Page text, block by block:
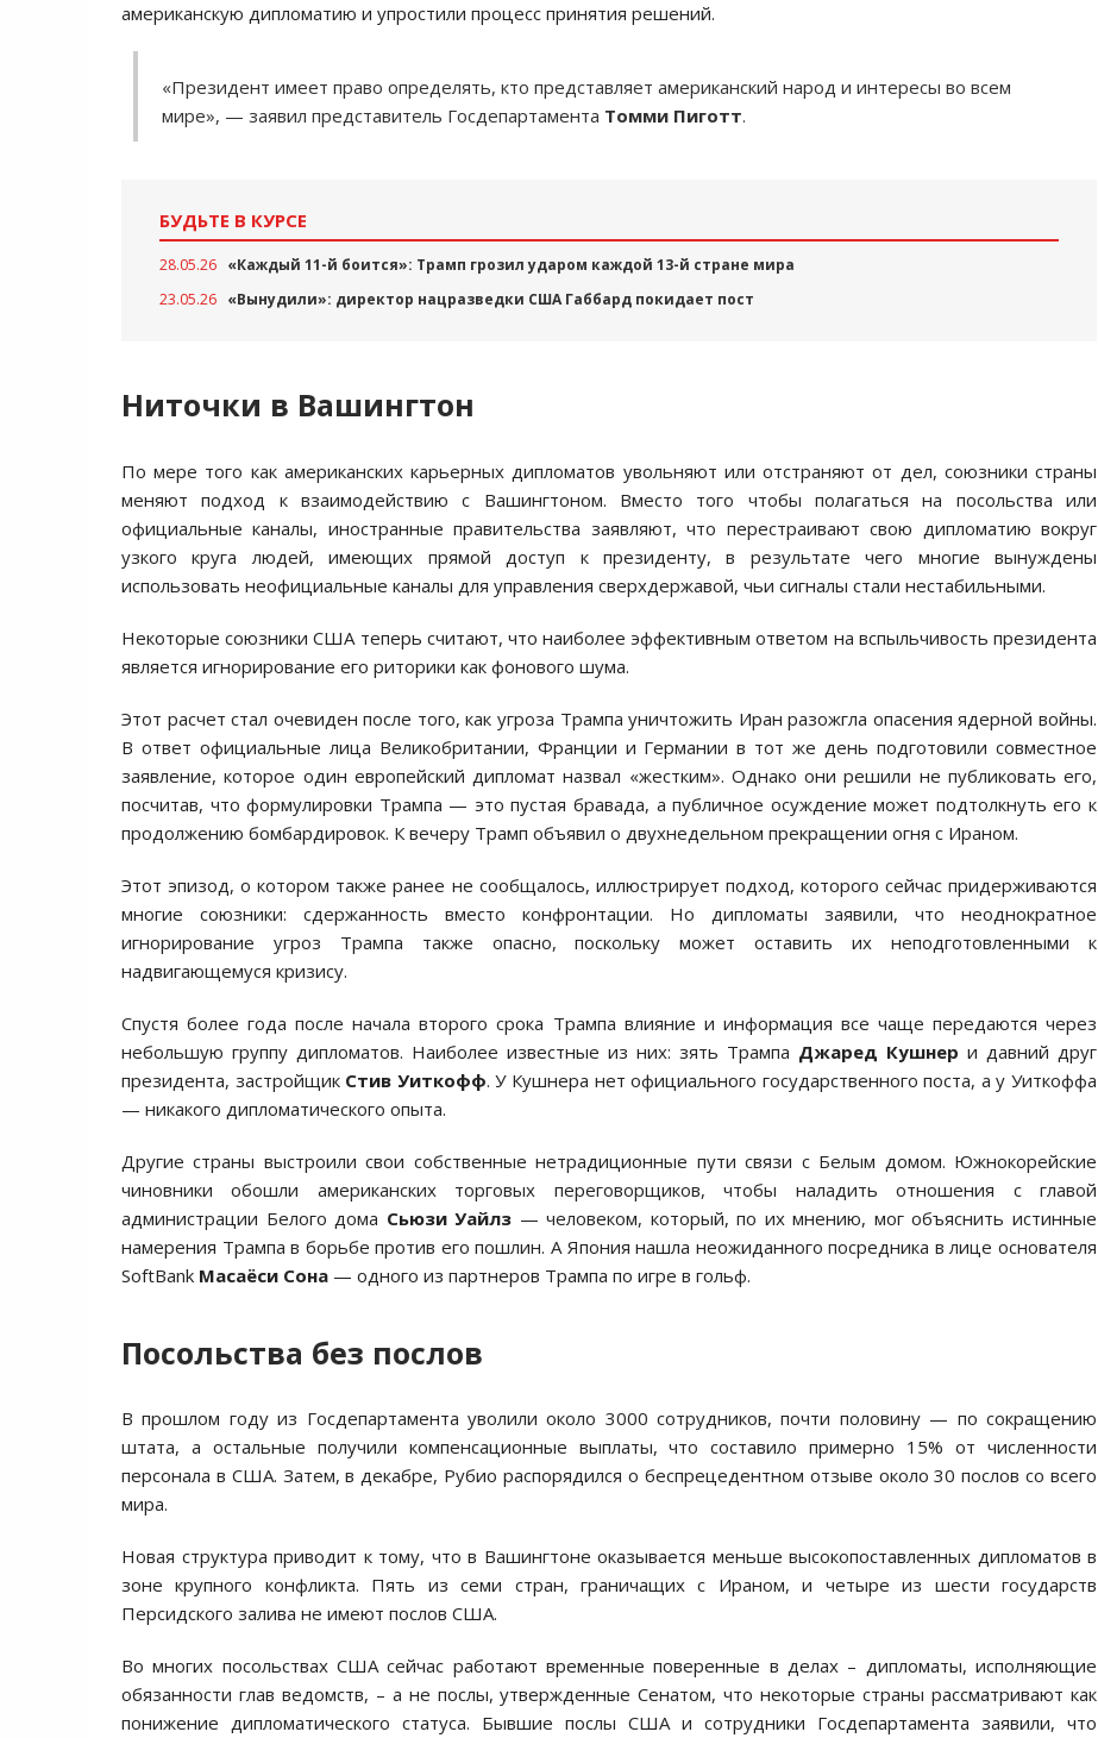
американскую дипломатию и упростили процесс принятия решений.
«Президент имеет право определять, кто представляет американский народ и интересы во всем
мире», — заявил представитель Госдепартамента Томми Пиготт.
БУДЬТЕ В КУРСЕ
28.05.26 «Каждый 11-й боится»: Трамп грозил ударом каждой 13-й стране мира
23.05.26 «Вынудили»: директор нацразведки США Габбард покидает пост
Ниточки в Вашингтон
По мере того как американских карьерных дипломатов увольняют или отстраняют от дел, союзники страны
меняют подход к взаимодействию с Вашингтоном. Вместо того чтобы полагаться на посольства или
официальные каналы, иностранные правительства заявляют, что перестраивают свою дипломатию вокруг
узкого круга людей, имеющих прямой доступ к президенту, в результате чего многие вынуждены
использовать неофициальные каналы для управления сверхдержавой, чьи сигналы стали нестабильными.
Некоторые союзники США теперь считают, что наиболее эффективным ответом на вспыльчивость президента
является игнорирование его риторики как фонового шума.
Этот расчет стал очевиден после того, как угроза Трампа уничтожить Иран разожгла опасения ядерной войны.
В ответ официальные лица Великобритании, Франции и Германии в тот же день подготовили совместное
заявление, которое один европейский дипломат назвал «жестким». Однако они решили не публиковать его,
посчитав, что формулировки Трампа — это пустая бравада, а публичное осуждение может подтолкнуть его к
продолжению бомбардировок. К вечеру Трамп объявил о двухнедельном прекращении огня с Ираном.
Этот эпизод, о котором также ранее не сообщалось, иллюстрирует подход, которого сейчас придерживаются
многие союзники: сдержанность вместо конфронтации. Но дипломаты заявили, что неоднократное
игнорирование угроз Трампа также опасно, поскольку может оставить их неподготовленными к
надвигающемуся кризису.
Спустя более года после начала второго срока Трампа влияние и информация все чаще передаются через
небольшую группу дипломатов. Наиболее известные из них: зять Трампа Джаред Кушнер и давний друг
президента, застройщикСтив Уиткофф. У Кушнера нет официального государственного поста, а у Уиткоффа
— никакого дипломатического опыта.
Другие страны выстроили свои собственные нетрадиционные пути связи с Белым домом. Южнокорейские
чиновники обошли американских торговых переговорщиков, чтобы наладить отношения с главой
администрации Белого дома Сьюзи Уайлз — человеком, который, по их мнению, мог объяснить истинные
намерения Трампа в борьбе против его пошлин. А Япония нашла неожиданного посредника в лице основателя
SoftBank Масаёси Сона — одного из партнеров Трампа по игре в гольф.
Посольства без послов
В прошлом году из Госдепартамента уволили около 3000 сотрудников, почти половину — по сокращению
штата, а остальные получили компенсационные выплаты, что составило примерно 15% от численности
персонала в США. Затем, в декабре, Рубио распорядился о беспрецедентном отзыве около 30 послов со всего
мира.
Новая структура приводит к тому, что в Вашингтоне оказывается меньше высокопоставленных дипломатов в
зоне крупного конфликта. Пять из семи стран, граничащих с Ираном, и четыре из шести государств
Персидского залива не имеют послов США.
Во многих посольствах США сейчас работают временные поверенные в делах – дипломаты, исполняющие
обязанности глав ведомств, – а не послы, утвержденные Сенатом, что некоторые страны рассматривают как
понижение дипломатического статуса. Бывшие послы США и сотрудники Госдепартамента заявили, что